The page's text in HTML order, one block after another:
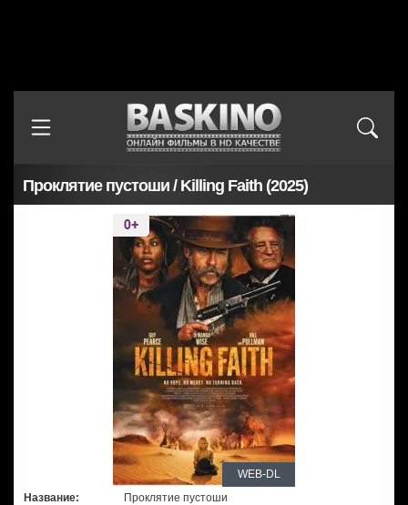
Проклятие пустоши / Killing Faith (2025)
WEB-DL
Название:
Проклятие пустоши